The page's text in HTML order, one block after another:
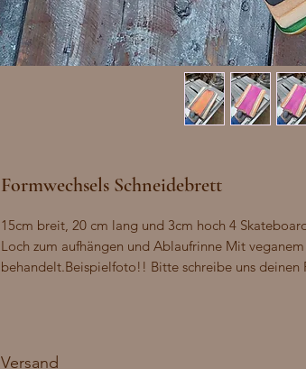
Formwechsels Schneidebrett
15cm breit, 20 cm lang und 3cm hoch 4
Loch zum aufhängen und Ablaufrinne Mit
behandelt.Beispielfoto!! Bitte schreibe uns deinen
Versand